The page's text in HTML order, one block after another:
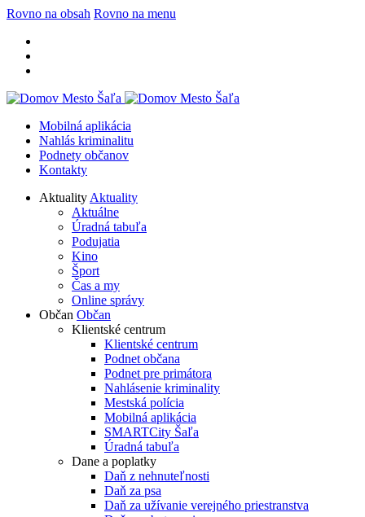
Rovno na obsah Rovno na menu
Mobilná aplikácia
Nahlás kriminalitu
Podnety občanov
Kontakty
Aktuality Aktuality
Aktuálne
Úradná tabuľa
Podujatia
Kino
Šport
Čas a my
Online správy
Občan Občan
Klientské centrum
Klientské centrum
Podnet občana
Podnet pre primátora
Nahlásenie kriminality
Mestská polícia
Mobilná aplikácia
SMARTCity Šaľa
Úradná tabuľa
Dane a poplatky
Daň z nehnuteľnosti
Daň za psa
Daň za užívanie verejného priestranstva